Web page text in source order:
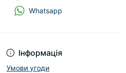
Інформація
Умови угоди
Whatsapp